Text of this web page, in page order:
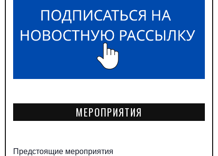
МЕРОПРИЯТИЯ
Предстоящие мероприятия